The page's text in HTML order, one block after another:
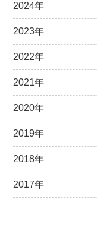
2024年
2023年
2022年
2021年
2020年
2019年
2018年
2017年